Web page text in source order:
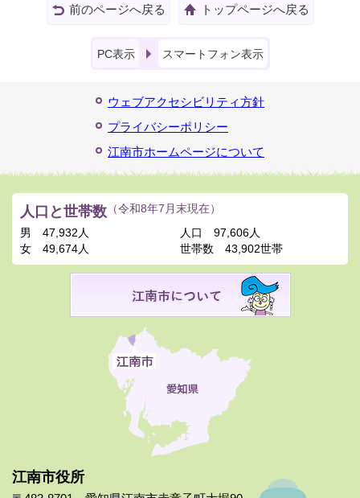
前のページへ戻る トップページへ戻る
PC表示 スマートフォン表示
ウェブアクセシビリティ方針
プライバシーポリシー
江南市ホームページについて
江南市役所
人口と世帯数 （令和8年7月末現在）
男
47,932人
女
49,674人
人口
97,606人
世帯数
43,902世帯